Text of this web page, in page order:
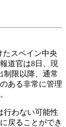
たスペイン中央
道官は8日、現
制限以降、通常
ある非常に管理
行わない可能性
戻ることができ